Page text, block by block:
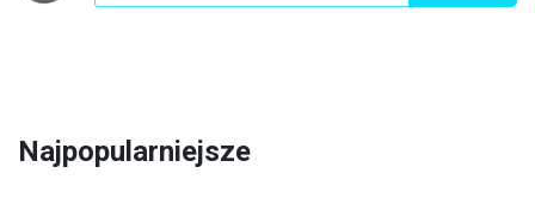
Najpopularniejsze